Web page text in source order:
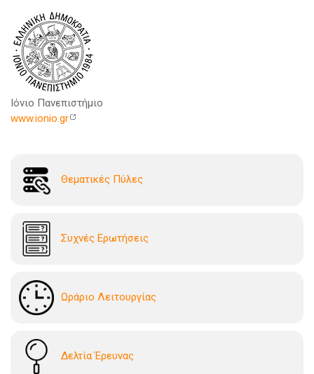
Ιόνιο Πανεπιστήμιο
www.ionio.gr
Θεματικές Πύλες
Συχνές Ερωτήσεις
Ωράριο Λειτουργίας
Δελτία Έρευνας